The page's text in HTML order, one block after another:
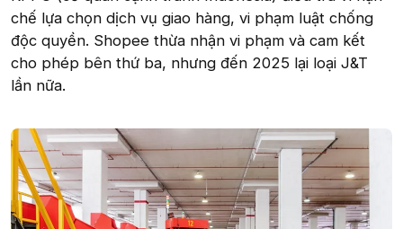
chế lựa chọn dịch vụ giao hàng, vi phạm luật chống
độc quyền. Shopee thừa nhận vi phạm và cam kết
cho phép bên thứ ba, nhưng đến 2025 lại loại J&T
lần nữa.